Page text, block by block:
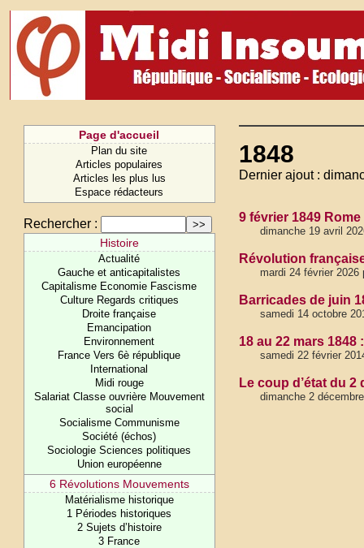
Page d'accueil
Plan du site
Articles populaires
Articles les plus lus
Espace rédacteurs
Rechercher :
Histoire
Actualité
Gauche et anticapitalistes
Capitalisme Economie Fascisme
Culture Regards critiques
Droite française
Emancipation
Environnement
France Vers 6è république
International
Midi rouge
Salariat Classe ouvrière Mouvement
social
Socialisme Communisme
Société (échos)
Sociologie Sciences politiques
Union européenne
6 Révolutions Mouvements
Matérialisme historique
1 Périodes historiques
2 Sujets d’histoire
3 France
1848
Dernier ajout :
9 février 1849
dimanche 19 avril
Révolution
mardi 24 février
Barricades de juin
samedi 14 octobre
18 au 22 mars
samedi 22 février
Le coup d’état du
dimanche 2